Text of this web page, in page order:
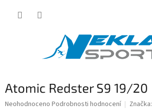
Atomic Redster S9 19/20
Průměrné
Neohodnoceno Podrobnosti hodnocení Značka: